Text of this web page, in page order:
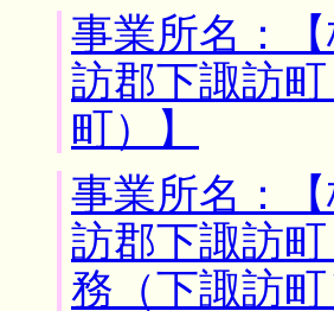
事業所名：
訪郡下諏訪
町）】
事業所名：
訪郡下諏訪
務（下諏訪町